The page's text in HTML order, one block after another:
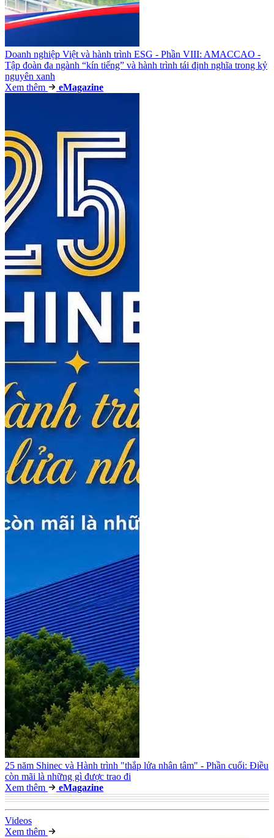
Doanh nghiệp Việt và hành trình ESG - Phần VIII: AMACCAO -
Tập đoàn đa ngành “kín tiếng” và hành trình tái định nghĩa trong kỷ
nguyên xanh
Xem thêm
eMagazine
25 năm Shinec và Hành trình "thắp lửa nhân tâm" - Phần cuối: Điều
còn mãi là những gì được trao đi
Xem thêm
eMagazine
Videos
Xem thêm